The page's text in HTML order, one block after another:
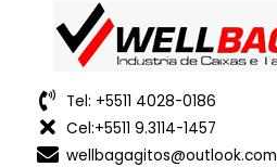
Tel: +5511 4028-0186
Cel:+5511 9.3114-1457
wellbagagitos@outlook.com